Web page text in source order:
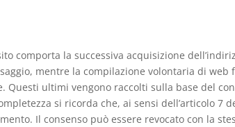
comporta la successiva acquisizione
mentre la compilazione volontaria di web
ultimi vengono raccolti sulla base del
si ricorda che, ai sensi dell’articolo 7
Il consenso può essere revocato con la